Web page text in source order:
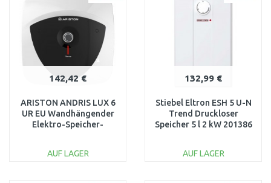
Vergleichen Vergleichen
142,42 €
ARISTON ANDRIS LUX 6
UR EU Wandhängender
Elektro-Speicher-
AUF LAGER
132,99 €
Stiebel Eltron ESH 5 U-N
Trend Druckloser
Speicher 5 l 2 kW 201386
AUF LAGER